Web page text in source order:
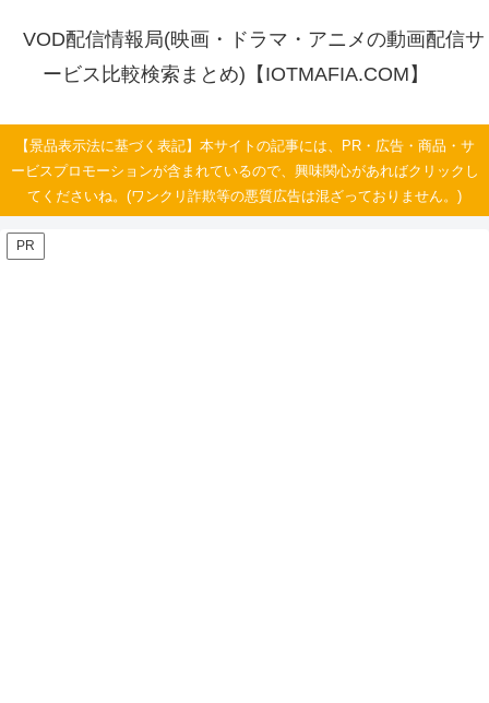
VOD配信情報局(映画・ドラマ・アニメの動画配信サ
ービス比較検索まとめ)【IOTMAFIA.COM】
【景品表示法に基づく表記】本サイトの記事には、PR・広告・商品・サ
ービスプロモーションが含まれているので、興味関心があればクリックし
てくださいね。(ワンクリ詐欺等の悪質広告は混ざっておりません。)
PR